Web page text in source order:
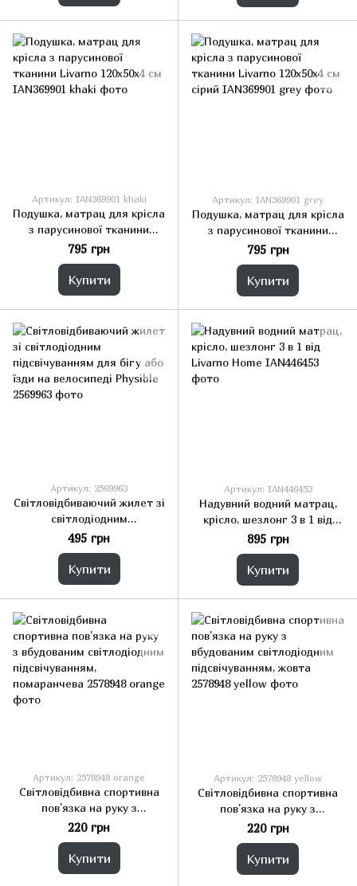
Артикул: IAN369901 khaki
Подушка, матрац для крісла
з парусинової тканини
Livarno 120x50x4 см
795 грн
Купити
Артикул: IAN369901 grey
Подушка, матрац для крісла
з парусинової тканини
Livarno 120x50x4 см сірий
795 грн
Купити
Артикул: 2569963
Світловідбиваючий жилет зі
світлодіодним
підсвічуванням для бігу або
їзди на велосипеді Physible
495 грн
Купити
Артикул: IAN446453
Надувний водний матрац,
крісло, шезлонг 3 в 1 від
Livarno Home
895 грн
Купити
Артикул: 2578948 orange
Світловідбивна спортивна
пов'язка на руку з
вбудованим світлодіодним
підсвічуванням,
помаранчева
220 грн
Купити
Артикул: 2578948 yellow
Світловідбивна спортивна
пов'язка на руку з
вбудованим світлодіодним
підсвічуванням, жовта
220 грн
Купити